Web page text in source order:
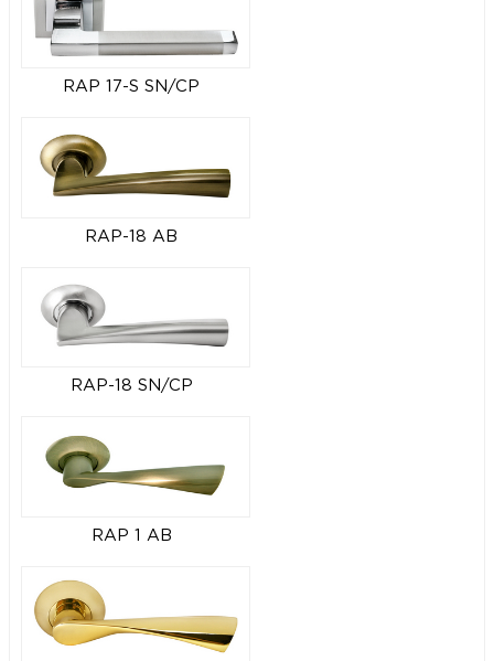
RAP 17-S SN/CP
RAP-18 AB
RAP-18 SN/CP
RAP 1 AB